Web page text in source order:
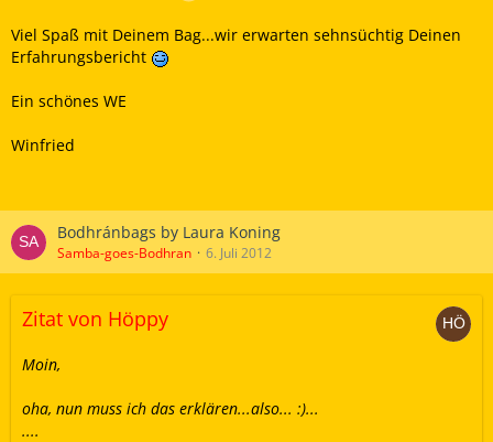
Viel Spaß mit Deinem Bag...wir erwarten sehnsüchtig Deinen
Erfahrungsbericht
Ein schönes WE
Winfried
Bodhránbags by Laura Koning
Samba-goes-Bodhran 6. Juli 2012
Zitat von Höppy
Moin,
oha, nun muss ich das erklären...also... :)...
....